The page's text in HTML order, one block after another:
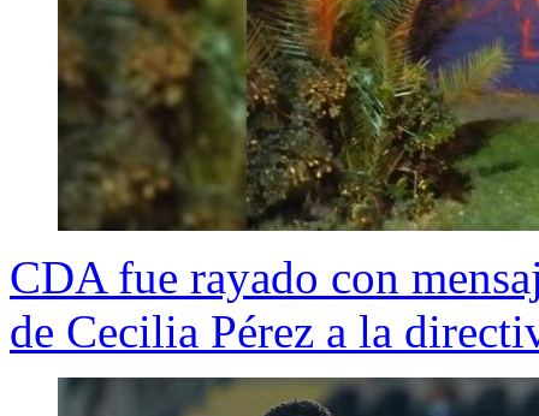
CDA fue rayado con
de Cecilia Pérez a la